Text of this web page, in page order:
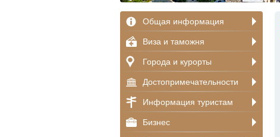
Общая информация
Виза и таможня
Города и курорты
Достопримечательности
Информация туристам
Бизнес